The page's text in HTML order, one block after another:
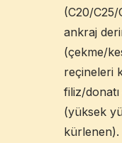
(C20/C25/
ankraj
(çekme/
reçineleri
filiz/
(yüksek
kürlenen).